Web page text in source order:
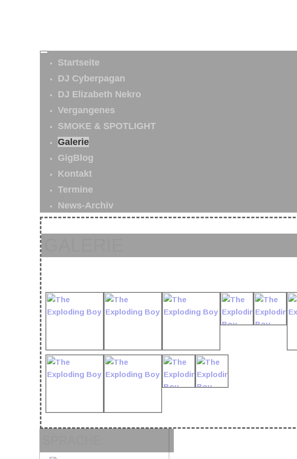
Startseite
DJ Cyberpagan
DJ Elizabeth Nekro
Vergangenes
SMOKE & SPOTLIGHT
Galerie
GigBlog
Kontakt
Termine
News-Archiv